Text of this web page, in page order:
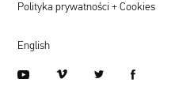
Polityka prywatności + Cookies
English
youtube vimeo twitter facebook